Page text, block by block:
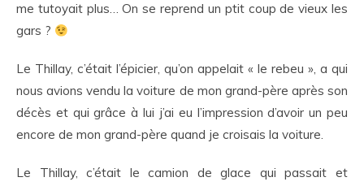
me tutoyait plus… On se reprend un ptit coup de vieux les
gars ?
Le Thillay, c’était l’épicier, qu’on appelait « le rebeu », a qui
nous avions vendu la voiture de mon grand-père après son
décès et qui grâce à lui j’ai eu l’impression d’avoir un peu
encore de mon grand-père quand je croisais la voiture.
Le Thillay, c’était le camion de glace qui passait et